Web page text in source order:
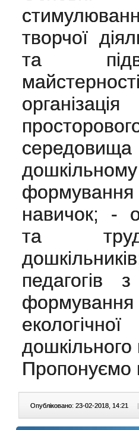
творчої
та
формування
навичок; -
та
педагогів
дошкільного
Пропонуємо
Опубліковано: 23-02-2018, 14:21 |